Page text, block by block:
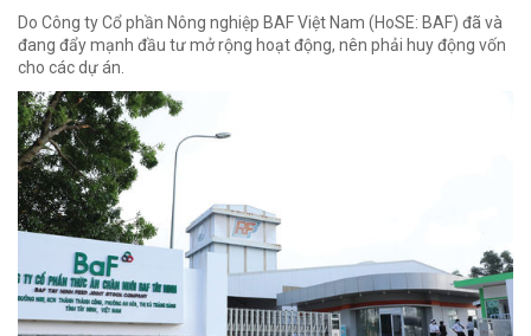
Do Công ty Cổ phần Nông nghiệp BAF Việt Nam (HoSE: BAF) đã và
đang đẩy mạnh đầu tư mở rộng hoạt động, nên phải huy động vốn
cho các dự án.